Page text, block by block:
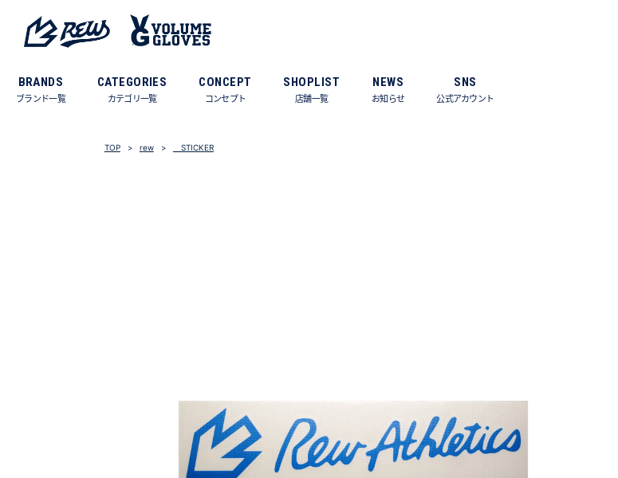
BRANDS
ブランド一覧
CATEGORIES
カテゴリ一覧
CONCEPT
コンセプト
SHOPLIST
店舗一覧
NEWS
お知らせ
SNS
公式アカウント
TOP rew STICKER